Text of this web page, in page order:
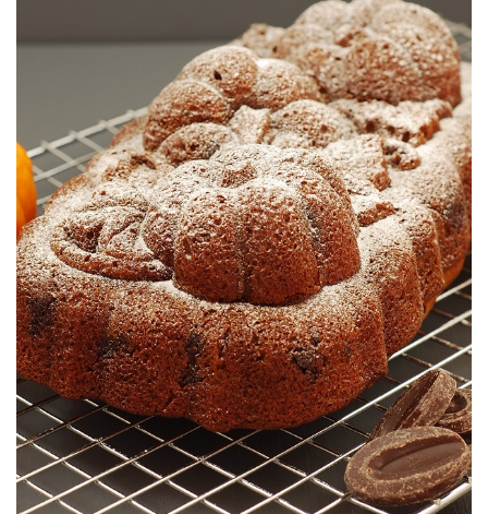
BUNDTCAKE DE CALABAZA ASADA &
CHIPS DE CHOCOLATE
Un delicioso bundtcake de calabaza con sus chips de chocolate cuyo
color te enamorará.